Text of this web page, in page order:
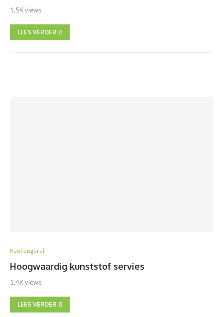
1,5K views
LEES VERDER
Keukengerei
Hoogwaardig kunststof servies
1,4K views
LEES VERDER